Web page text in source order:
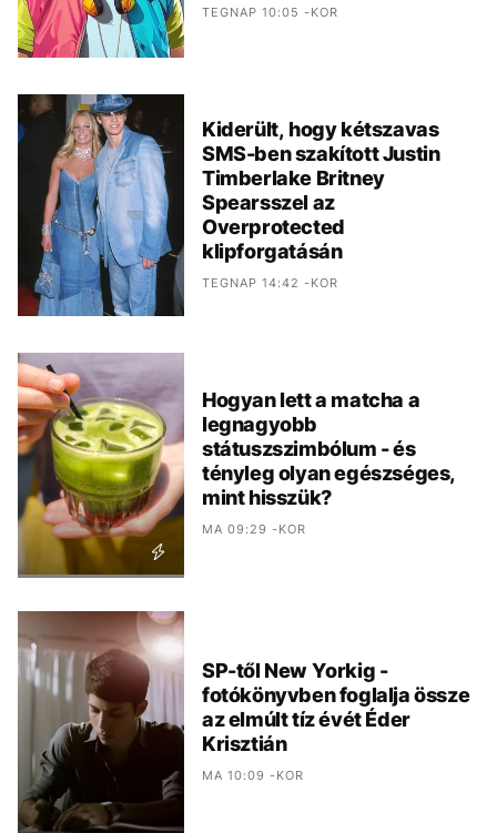
TEGNAP 10:05 -KOR
Kiderült, hogy kétszavas
SMS-ben szakított Justin
Timberlake Britney
Spearsszel az
Overprotected
klipforgatásán
TEGNAP 14:42 -KOR
Hogyan lett a matcha a
legnagyobb
státuszszimbólum - és
tényleg olyan egészséges,
mint hisszük?
MA 09:29 -KOR
SP-től New Yorkig -
fotókönyvben foglalja össze
az elmúlt tíz évét Éder
Krisztián
MA 10:09 -KOR